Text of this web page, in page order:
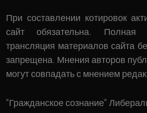
При составлении котировок
сайт обязательна. Полная
трансляция материалов сайта
запрещена. Мнения авторов
могут совпадать с мнением
"Гражданское сознание"